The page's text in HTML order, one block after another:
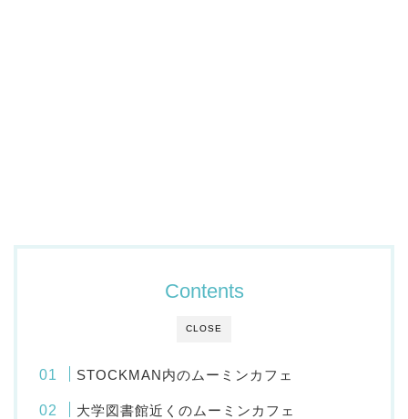
CLOSE
Contents
STOCKMAN内のムーミンカフェ
大学図書館近くのムーミンカフェ